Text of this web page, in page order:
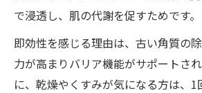
で浸透し、肌の代謝を促すためです。
即効性を感じる理由は、古い角質の
力が高まりバリア機能がサポートさ
に、乾燥やくすみが気になる方は、1